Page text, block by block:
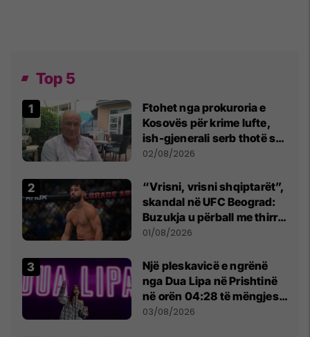
Top 5
Ftohet nga prokuroria e
Kosovës për krime lufte,
ish-gjenerali serb thotë se
dikush e tradhtoi në
02/08/2026
“Vrisni, vrisni shqiptarët”,
skandal në UFC Beograd:
Buzukja u përball me thirrje
anti-shqiptare nga
01/08/2026
Një pleskavicë e ngrënë
nga Dua Lipa në Prishtinë
në orën 04:28 të mëngjesit
- dhe bota digjitale serbe
03/08/2026